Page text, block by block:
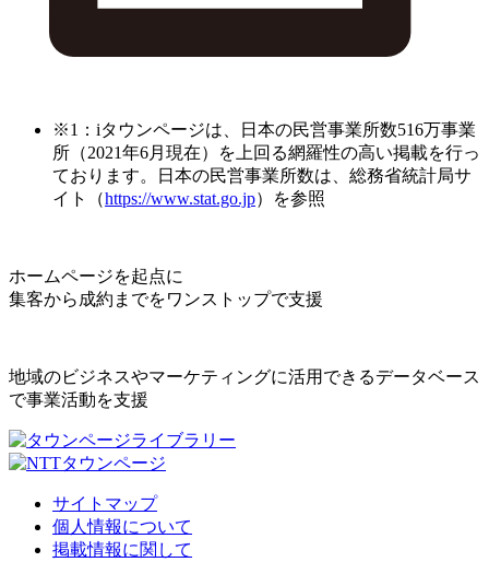
※1：iタウンページは、日本の民営事業所数516万事業
所（2021年6月現在）を上回る網羅性の高い掲載を行っ
ております。日本の民営事業所数は、総務省統計局サ
イト（https://www.stat.go.jp）を参照
ホームページを起点に
集客から成約までをワンストップで支援
地域のビジネスやマーケティングに活用できるデータベース
で事業活動を支援
サイトマップ
個人情報について
掲載情報に関して